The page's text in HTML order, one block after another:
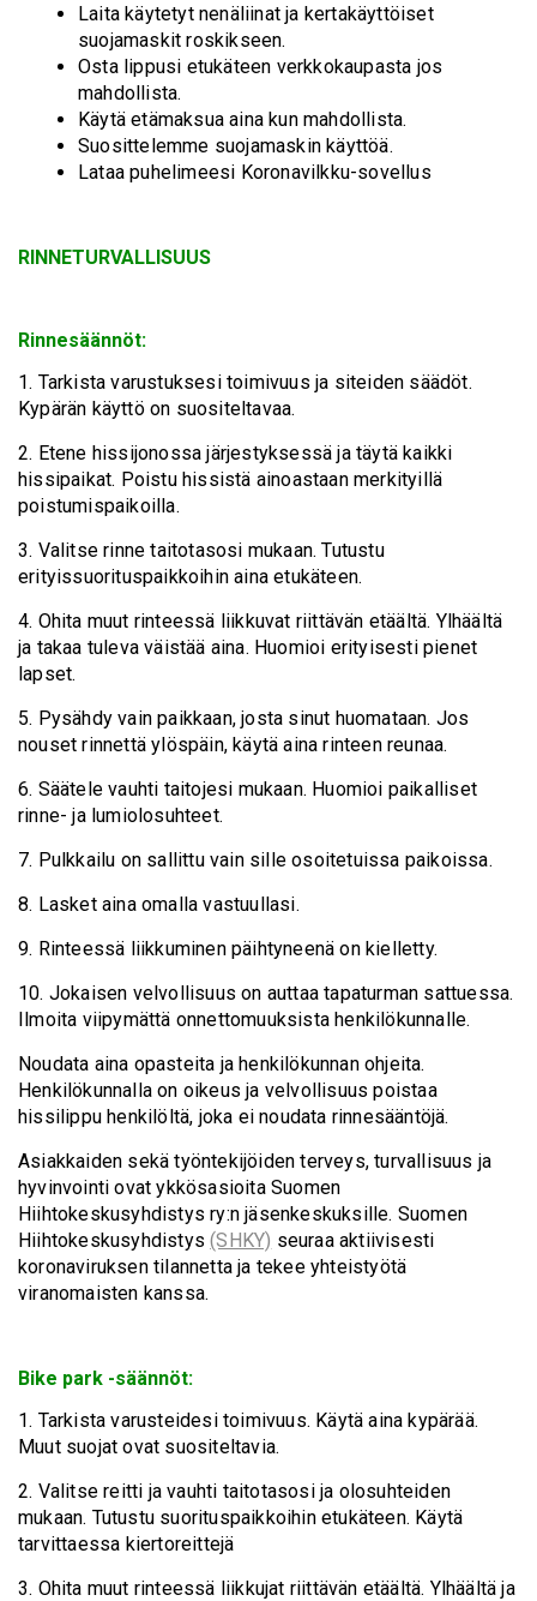
Laita käytetyt nenäliinat ja kertakäyttöiset
suojamaskit roskikseen.
Osta lippusi etukäteen verkkokaupasta jos
mahdollista.
Käytä etämaksua aina kun mahdollista.
Suosittelemme suojamaskin käyttöä.
Lataa puhelimeesi Koronavilkku-sovellus
RINNETURVALLISUUS
Rinnesäännöt:
1. Tarkista varustuksesi toimivuus ja siteiden säädöt.
Kypärän käyttö on suositeltavaa.
2. Etene hissijonossa järjestyksessä ja täytä kaikki
hissipaikat. Poistu hissistä ainoastaan merkityillä
poistumispaikoilla.
3. Valitse rinne taitotasosi mukaan. Tutustu
erityissuorituspaikkoihin aina etukäteen.
4. Ohita muut rinteessä liikkuvat riittävän etäältä. Ylhäältä
ja takaa tuleva väistää aina. Huomioi erityisesti pienet
lapset.
5. Pysähdy vain paikkaan, josta sinut huomataan. Jos
nouset rinnettä ylöspäin, käytä aina rinteen reunaa.
6. Säätele vauhti taitojesi mukaan. Huomioi paikalliset
rinne- ja lumiolosuhteet.
7. Pulkkailu on sallittu vain sille osoitetuissa paikoissa.
8. Lasket aina omalla vastuullasi.
9. Rinteessä liikkuminen päihtyneenä on kielletty.
10. Jokaisen velvollisuus on auttaa tapaturman sattuessa.
Ilmoita viipymättä onnettomuuksista henkilökunnalle.
Noudata aina opasteita ja henkilökunnan ohjeita.
Henkilökunnalla on oikeus ja velvollisuus poistaa
hissilippu henkilöltä, joka ei noudata rinnesääntöjä.
Asiakkaiden sekä työntekijöiden terveys, turvallisuus ja
hyvinvointi ovat ykkösasioita Suomen
Hiihtokeskusyhdistys ry:n jäsenkeskuksille. Suomen
Hiihtokeskusyhdistys(SHKY) seuraa aktiivisesti
koronaviruksen tilannetta ja tekee yhteistyötä
viranomaisten kanssa.
Bike park -säännöt:
1. Tarkista varusteidesi toimivuus. Käytä aina kypärää.
Muut suojat ovat suositeltavia.
2. Valitse reitti ja vauhti taitotasosi ja olosuhteiden
mukaan. Tutustu suorituspaikkoihin etukäteen. Käytä
tarvittaessa kiertoreittejä
3. Ohita muut rinteessä liikkujat riittävän etäältä. Ylhäältä ja